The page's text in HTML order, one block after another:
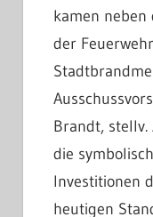
kamen
der
Brandt,
die
Investitionen
heutigen